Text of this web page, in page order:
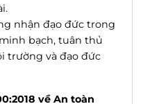
nhận đạo đức trong
bạch, tuân thủ
trường và đạo đức
về An toàn